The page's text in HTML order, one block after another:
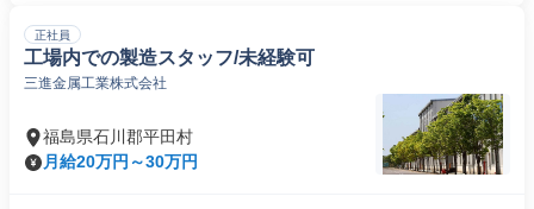
正社員
工場内での製造スタッフ/未経験可
三進金属工業株式会社
福島県石川郡平田村
月給20万円～30万円